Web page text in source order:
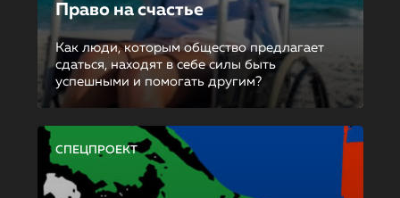
Право на счастье
Как люди, которым общество предлагает
сдаться, находят в себе силы быть
успешными и помогать другим?
СПЕЦПРОЕКТ